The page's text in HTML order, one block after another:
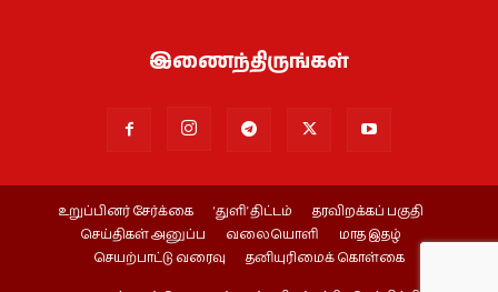
இணைந்திருங்கள்
உறுப்பினர் சேர்க்கை ‘துளி’ திட்டம்
தரவிறக்கப் பகுதி
செய்திகள் அனுப்ப
வலையொளி
மாத இதழ்
செயற்பாட்டு வரைவு
தனியுரிமைக் கொள்கை